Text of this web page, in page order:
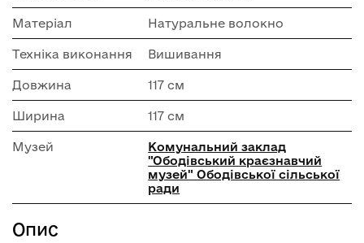
Матеріал Натуральне волокно
Техніка виконання Вишивання
Довжина 117 см
Ширина 117 см
Музей
Комунальний заклад
"Ободівський краєзнавчий
музей" Ободівської сільської
ради
Опис